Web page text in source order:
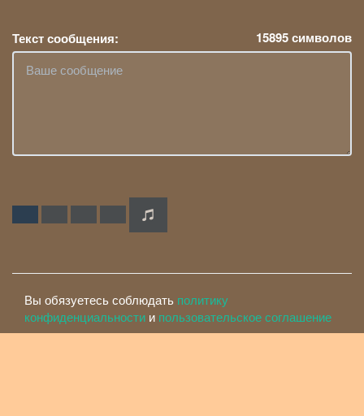
Текст сообщения: 15895символов
Вы обязуетесь соблюдать политику
конфиденциальности и пользовательское соглашение